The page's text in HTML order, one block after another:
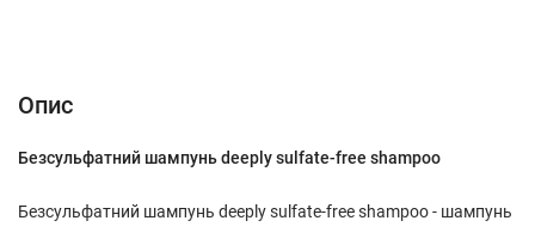
Опис
Безсульфатний шампунь deeply sulfate-free shampoo
Безсульфатний шампунь deeply sulfate-free shampoo - шампунь